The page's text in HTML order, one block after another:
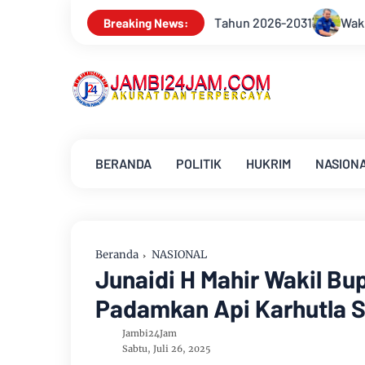
Breaking News:
2026-2031 Wakil Bupati Kabupaten Muarojambi
BERANDA POLITIK HUKRIM
Beranda NASIONAL
Junaidi H Mahir Wakil
Padamkan Api Karhutla
Jambi24Jam
Sabtu, Juli 26, 2025